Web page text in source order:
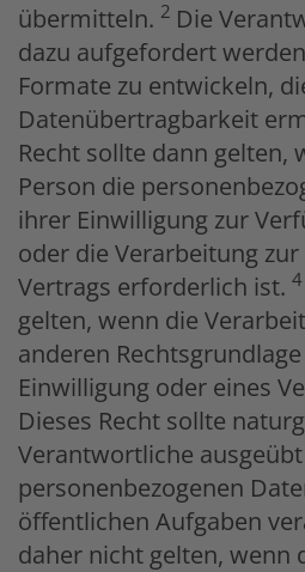
übermitteln. 2 Die
dazu aufgefordert
Formate zu entwickeln,
Datenübertragbarkeit
Recht sollte dann gelten,
Person die
ihrer Einwilligung zur
oder die Verarbeitung
Vertrags erforderlich ist. 4
gelten, wenn die
anderen
Einwilligung oder eines
Dieses Recht sollte
Verantwortliche
personenbezogenen
öffentlichen Aufgaben
daher nicht gelten, wenn